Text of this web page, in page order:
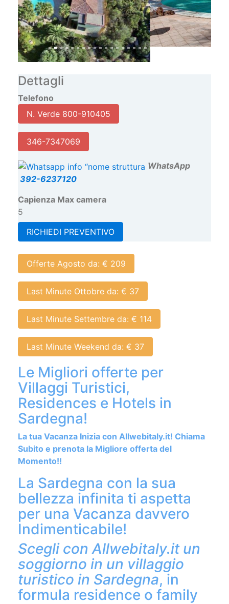
Dettagli
Telefono
N. Verde 800-910405
346-7347069
392-6237120
Capienza Max camera
5
Last Minute Ottobre da: € 37
Last Minute Settembre da: € 114
Last Minute Weekend da: € 37
Le Migliori offerte per
Villaggi Turistici,
Residences e Hotels in
Sardegna!
La tua Vacanza Inizia con Allwebitaly.it! Chiama
Subito e prenota la Migliore offerta del
Momento!!
La Sardegna con la sua
bellezza infinita ti aspetta
per una Vacanza davvero
Indimenticabile!
Scegli con Allwebitaly.it un
soggiorno in un villaggio
turistico in Sardegna, in
formula residence o family
hotel La Scelta è Tua!